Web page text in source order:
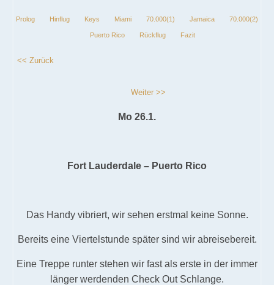
Prolog Hinflug Keys Miami 70.000(1) Jamaica 70.000(2)
Puerto Rico Rückflug Fazit
<< Zurück
Weiter >>
Mo 26.1.
Fort Lauderdale – Puerto Rico
Das Handy vibriert, wir sehen erstmal keine Sonne.
Bereits eine Viertelstunde später sind wir abreisebereit.
Eine Treppe runter stehen wir fast als erste in der immer
länger werdenden Check Out Schlange.